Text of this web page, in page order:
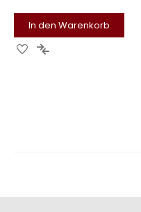
In den Warenkorb
Zur Zur